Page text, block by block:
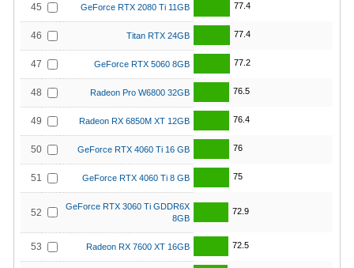
45 GeForce RTX 2080 Ti 11GB 77.4
46 Titan RTX 24GB 77.4
47 GeForce RTX 5060 8GB 77.2
48 Radeon Pro W6800 32GB 76.5
49 Radeon RX 6850M XT 12GB 76.4
50 GeForce RTX 4060 Ti 16 GB 76
51 GeForce RTX 4060 Ti 8 GB 75
52
GeForce RTX 3060 Ti GDDR6X
8GB
72.9
53 Radeon RX 7600 XT 16GB 72.5